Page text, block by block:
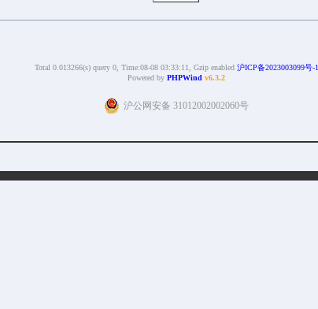
Total 0.013266(s) query 0, Time:08-08 03:33:11, Gzip enabled 沪ICP备2023003099号-1
Powered by PHPWind v6.3.2
沪公网安备 31012002002060号